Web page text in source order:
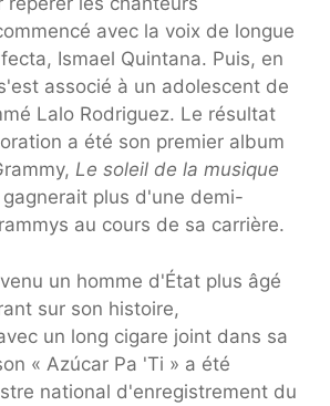
avec la voix de longue
Ismael Quintana. Puis, en
associé à un adolescent de
Lalo Rodriguez. Le résultat
a été son premier album
Le soleil de la musique
gagnerait plus d'une demi-
au cours de sa carrière.
un homme d'État plus âgé
sur son histoire,
un long cigare joint dans sa
« Azúcar Pa 'Ti » a été
national d'enregistrement du